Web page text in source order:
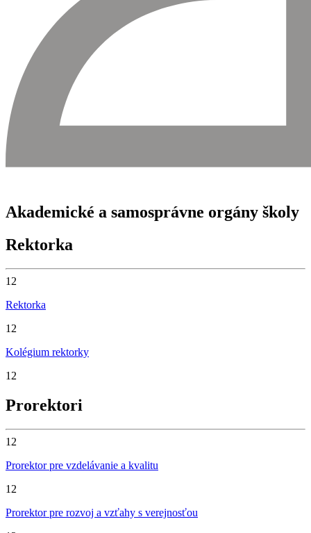
Akademické a samosprávne orgány školy
Rektorka
12
Rektorka
12
Kolégium rektorky
12
Prorektori
12
Prorektor pre vzdelávanie a kvalitu
12
Prorektor pre rozvoj a vzťahy s verejnosťou